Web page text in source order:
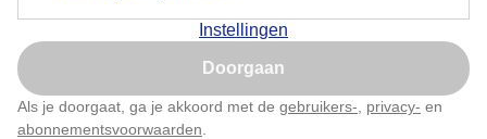
Instellingen
Doorgaan
Als je doorgaat, ga je akkoord met de gebruikers- privacy- en
abonnementsvoorwaarden
Mistig op het Nooordzeestrand
Nu niet, misschien later
Klik hierom dit aan te passen